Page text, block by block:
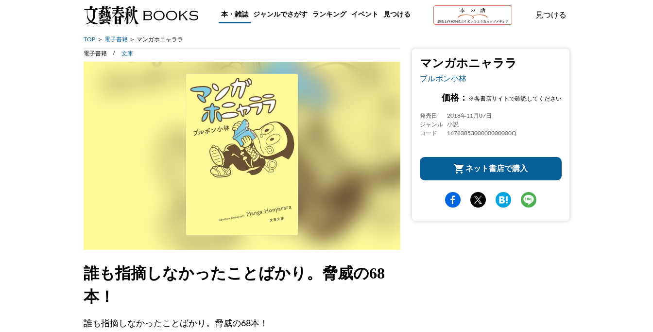
本・雑誌 ジャンルでさがす ランキング イベント 見つける 見つける
TOP 電子書籍 マンガホニャララ
マンガホニャララ
ブルボン小林
価格： ※各書店サイトで確認してください
発売日
2018年11月07日
ジャンル
小説
コード
1678385300000000000Q
ネット書店で購入
電子書籍 文庫
誰も指摘しなかったことばかり。脅威の68
本！
誰も指摘しなかったことばかり。脅威の68本！